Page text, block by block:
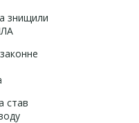
знищили
став